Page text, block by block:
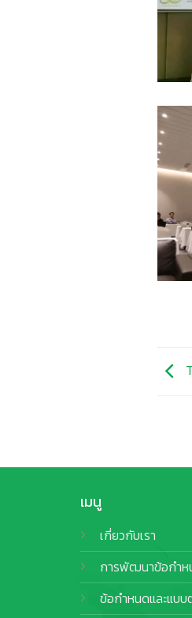
เมนู
เกี่ยวกับเรา
การพัฒนาข้อกำห
ข้อกำหนดและแบบ